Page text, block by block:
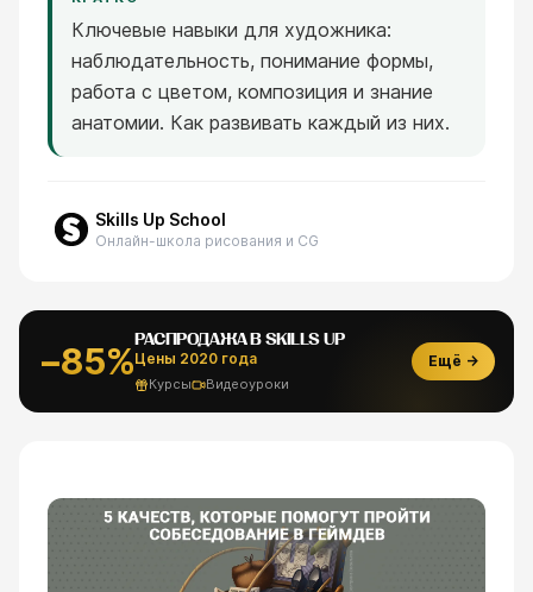
Ключевые навыки для художника:
наблюдательность, понимание формы,
работа с цветом, композиция и знание
анатомии. Как развивать каждый из них.
Skills Up School
Онлайн-школа рисования и CG
−85%
РАСПРОДАЖА В SKILLS UP
Цены 2020 года
Курсы Видеоуроки
Ещё →